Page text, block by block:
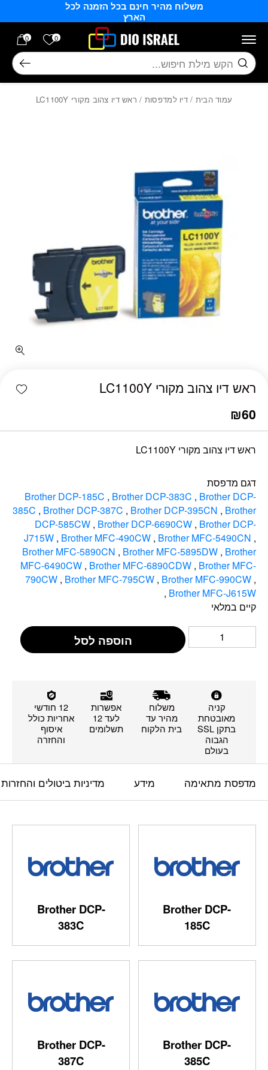
משלוח מהיר חינם בכל הזמנה לכל
הארץ
0 הרשימה
0
חיפוש
עמוד הבית /דיו למדפסות / ראש דיו צהוב מקורי LC1100Y
ראש דיו צהוב מקורי LC1100Y
₪60
ראש דיו צהוב מקורי LC1100Y
דגם מדפסת
Brother DCP-185C , Brother DCP-383C , Brother DCP-
385C , Brother DCP-387C , Brother DCP-395CN , Brother
DCP-585CW , Brother DCP-6690CW , Brother DCP-
J715W , Brother MFC-490CW , Brother MFC-5490CN ,
Brother MFC-5890CN , Brother MFC-5895DW , Brother
MFC-6490CW , Brother MFC-6890CDW , Brother MFC-
790CW , Brother MFC-795CW , Brother MFC-990CW ,
Brother MFC-J615W
,
קיים במלאי
הוספה לסל
קניה
מאובטחת
בתקן SSL
הגבוה
בעולם
משלוח
מהיר עד
בית הלקוח
אפשרות
לעד 12
תשלומים
12 חודשי
אחריות כולל
איסוף
והחזרה
מדפסת מתאימה מידע מדיניות ביטולים והחזרות
Brother DCP-
185C
Brother DCP-
383C
Brother DCP-
385C
Brother DCP-
387C